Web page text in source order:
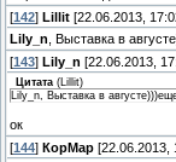
[142] Lillit [22.06.2013,
Lily_n , Выставка в
[143] Lily_n [22.06.2013,
Цитата (Lillit)
Lily_n, Выставка в
ок
[144] КорМар [22.06.2013,